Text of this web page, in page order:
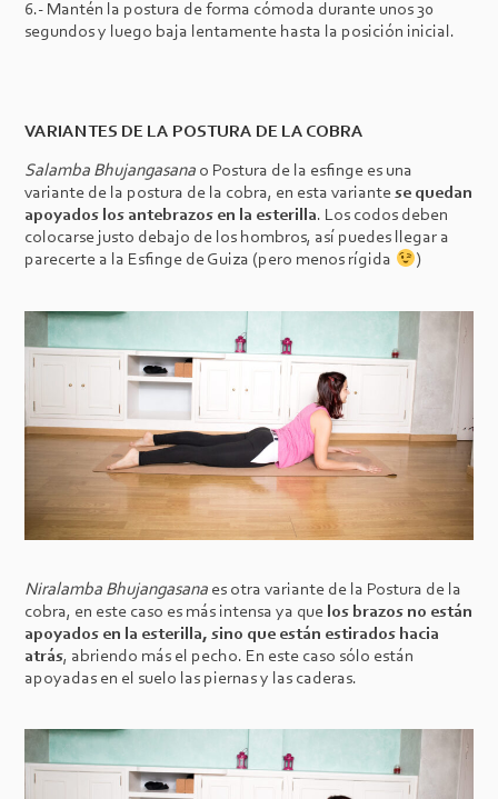
6.- Mantén la postura de forma cómoda durante unos 30
segundos y luego baja lentamente hasta la posición inicial.
VARIANTES DE LA POSTURA DE LA COBRA
Salamba Bhujangasana o Postura de la esfinge es una
variante de la postura de la cobra, en esta variantese quedan
apoyados los antebrazos en la esterilla. Los codos deben
colocarse justo debajo de los hombros, así puedes llegar a
parecerte a la Esfinge de Guiza (pero menos rígida
)
Niralamba Bhujangasana es otra variante de la Postura de la
cobra, en este caso es más intensa ya que los brazos no están
apoyados en la esterilla, sino que están estirados hacia
atrás, abriendo más el pecho. En este caso sólo están
apoyadas en el suelo las piernas y las caderas.